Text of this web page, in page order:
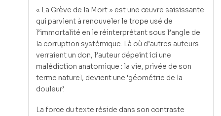
« La Grève de la Mort » est une œuvre saisissante
qui parvient à renouveler le trope usé de
l’immortalité en le réinterprétant sous l’angle de
la corruption systémique. Là où d’autres auteurs
verraient un don, l’auteur dépeint ici une
malédiction anatomique : la vie, privée de son
terme naturel, devient une ‘géométrie de la
douleur’.
La force du texte réside dans son contraste